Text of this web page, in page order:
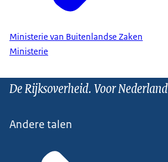
Ministerie van Buitenlandse Zaken
Ministerie
De Rijksoverheid. Voor Nederland
Andere talen